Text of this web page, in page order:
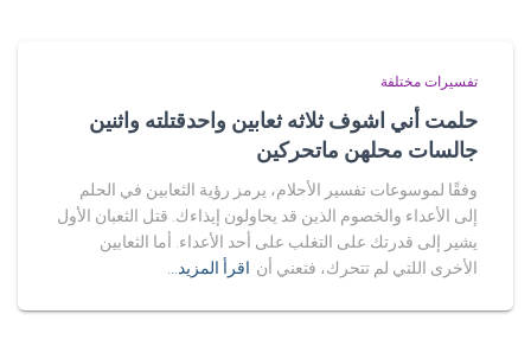
تفسيرات مختلفة
حلمت أني اشوف ثلاثه ثعابين واحدقتلته واثنين
جالسات محلهن ماتحركين
وفقًا لموسوعات تفسير الأحلام، يرمز رؤية الثعابين في الحلم
إلى الأعداء والخصوم الذين قد يحاولون إيذاءك. قتل الثعبان الأول
يشير إلى قدرتك على التغلب على أحد الأعداء. أما الثعابين
الأخرى اللتي لم تتحرك، فتعني أن اقرأ المزيد…